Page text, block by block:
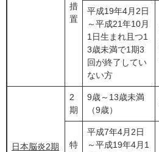
措
置
平成19年4月2日
～平成21年10月
1日生まれ且つ1
3歳未満で1期3
回が終了してい
ない方
日本脳炎2期
2
期
9歳～13歳未満
（9歳）
特
平成7年4月2日
～平成19年4月1